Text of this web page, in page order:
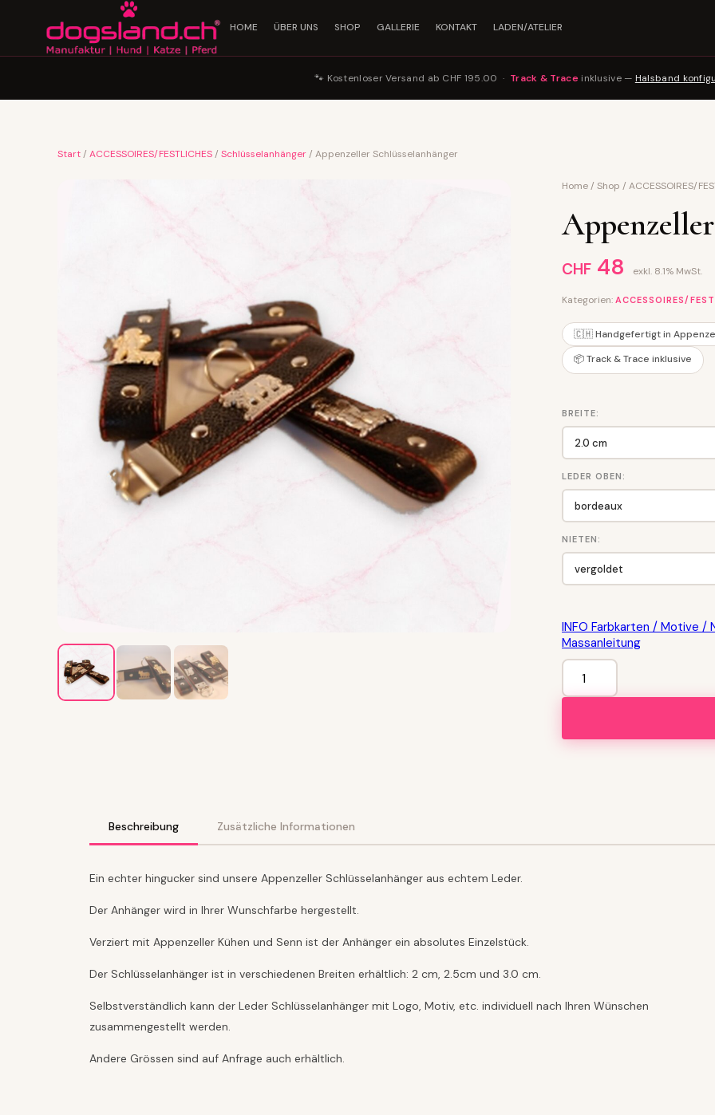
HOME ÜBER UNS SHOP GALLERIE KONTAKT LADEN/ATELIER
🐾 Kostenloser Versand ab CHF 195.00 · Track & Traceinklusive — Halsband
Start / ACCESSOIRES/FESTLICHES / Schlüsselanhänger / Appenzeller Schlüsselanhänger
Home / Shop / ACCESSOIRES/
CHF 48 exkl. 8.1% MwSt.
Kategorien: ACCESSOIRES/
🇨🇭 Handgefertigt in
📦 Track & Trace inklusive
BREITE:
LEDER OBEN:
NIETEN:
INFO Farbkarten / Motive /
Massanleitung
Appenzeller
Schlüsselanhänger
Menge
Beschreibung Zusätzliche Informationen
Ein echter hingucker sind unsere Appenzeller Schlüsselanhänger aus echtem Leder.
Der Anhänger wird in Ihrer Wunschfarbe hergestellt.
Verziert mit Appenzeller Kühen und Senn ist der Anhänger ein absolutes Einzelstück.
Der Schlüsselanhänger ist in verschiedenen Breiten erhältlich: 2 cm, 2.5cm und 3.0 cm.
Selbstverständlich kann der Leder Schlüsselanhänger mit Logo, Motiv, etc. individuell nach Ihren Wünschen
zusammengestellt werden.
Andere Grössen sind auf Anfrage auch erhältlich.